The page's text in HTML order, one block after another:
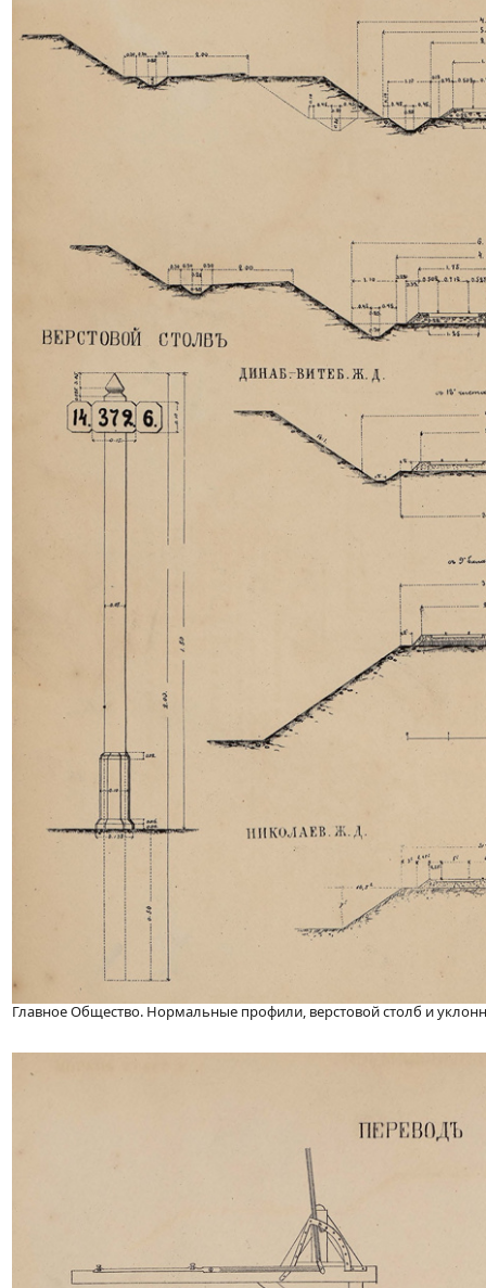
Главное Общество. Нормальные профили, верстовой столб и